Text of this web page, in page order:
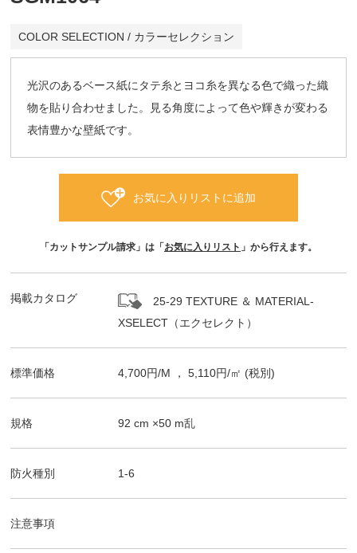
COLOR SELECTION / カラーセレクション
光沢のあるベース紙にタテ糸とヨコ糸を異なる色で織った織
物を貼り合わせました。見る角度によって色や輝きが変わる
表情豊かな壁紙です。
お気に入りリストに追加
「カットサンプル請求」は「 お気に入りリスト 」から行えます。
掲載カタログ
25-29 TEXTURE ＆ MATERIAL-
XSELECT（エクセレクト）
標準価格 4,700円/M ，5,110円/㎡ (税別)
規格 92 cm ×50 m乱
防火種別 1-6
注意事項